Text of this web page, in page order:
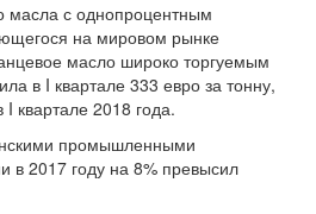
масла с однопроцентным
на мировом рынке
масло широко торгуемым
в I квартале 333 евро за тонну,
квартале 2018 года.
промышленными
в 2017 году на 8% превысил